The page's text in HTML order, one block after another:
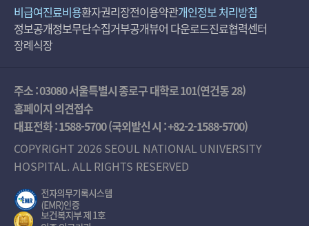
비급여진료비용환자권리장전이용약관개인정보 처리방침
정보공개정보무단수집거부공개뷰어 다운로드진료협력센터
장례식장
주소 : 03080 서울특별시 종로구 대학로 101(연건동 28)
홈페이지 의견접수
대표전화 :1588-5700(국외발신 시 :+82-2-1588-5700)
COPYRIGHT 2026 SEOUL NATIONAL UNIVERSITY
HOSPITAL. ALL RIGHTS RESERVED